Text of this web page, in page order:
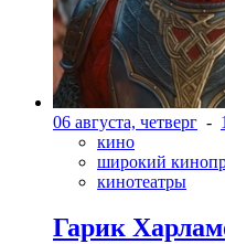
06 августа, четверг -
кино
широкий
кинотеатры
Гарик